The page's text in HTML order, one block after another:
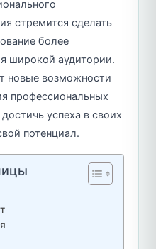
стремится сделать
более
широкой аудитории.
новые возможности
профессиональных
успеха в своих
потенциал.